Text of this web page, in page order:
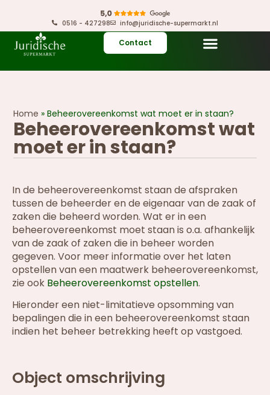
0516 - 427298 info@juridische-supermarkt.nl
Contact
Home »Beheerovereenkomst wat moet er in staan?
Beheerovereenkomst wat
moet er in staan?
In de beheerovereenkomst staan de afspraken
tussen de beheerder en de eigenaar van de zaak of
zaken die beheerd worden. Wat er in een
beheerovereenkomst moet staan is o.a. afhankelijk
van de zaak of zaken die in beheer worden
gegeven. Voor meer informatie over het laten
opstellen van een maatwerk beheerovereenkomst,
zie ook Beheerovereenkomst opstellen.
Hieronder een niet-limitatieve opsomming van
bepalingen die in een beheerovereenkomst staan
indien het beheer betrekking heeft op vastgoed.
Object omschrijving